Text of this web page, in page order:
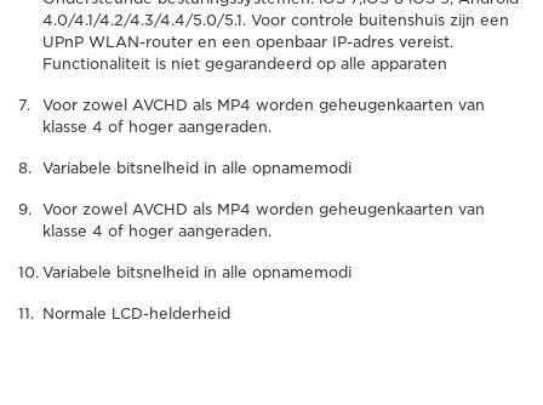
4.0/4.1/4.2/4.3/4.4/5.0/5.1. Voor controle buitenshuis zijn een
UPnP WLAN-router en een openbaar IP-adres vereist.
Functionaliteit is niet gegarandeerd op alle apparaten
Voor zowel AVCHD als MP4 worden geheugenkaarten van
klasse 4 of hoger aangeraden.
Variabele bitsnelheid in alle opnamemodi
Voor zowel AVCHD als MP4 worden geheugenkaarten van
klasse 4 of hoger aangeraden.
Variabele bitsnelheid in alle opnamemodi
Normale LCD-helderheid